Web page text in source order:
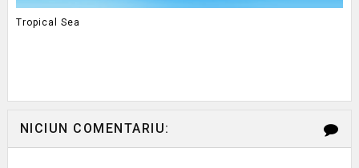
Tropical Sea
NICIUN COMENTARIU: